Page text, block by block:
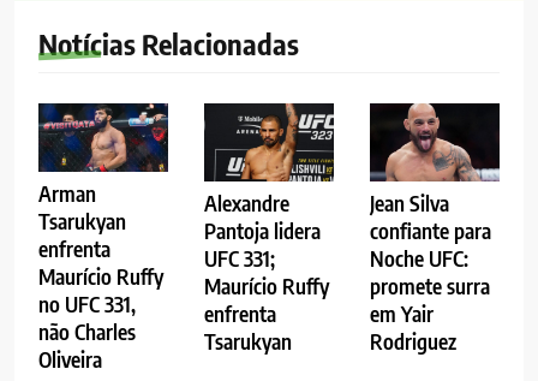
Notícias Relacionadas
Arman
Tsarukyan
enfrenta
Maurício Ruffy
no UFC 331,
não Charles
Oliveira
Alexandre
Pantoja lidera
UFC 331;
Maurício Ruffy
enfrenta
Tsarukyan
Jean Silva
confiante para
Noche UFC:
promete surra
em Yair
Rodriguez